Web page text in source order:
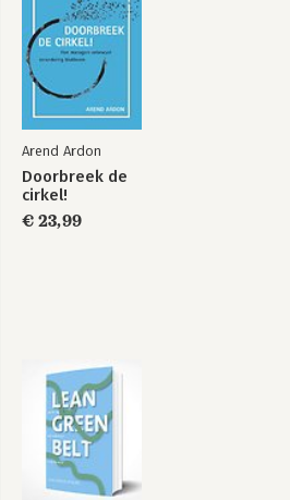
Zelfregie terug in
het werk
Bekijk alle boeken
Arend Ardon
Doorbreek de
cirkel!
€ 23,99